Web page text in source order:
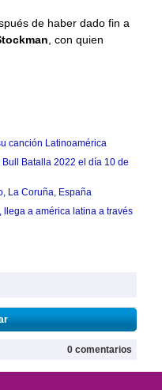
de haber dado fin a
, con quien
canción Latinoamérica
Batalla 2022 el día 10 de
La Coruña, España
a américa latina a través
0 comentarios